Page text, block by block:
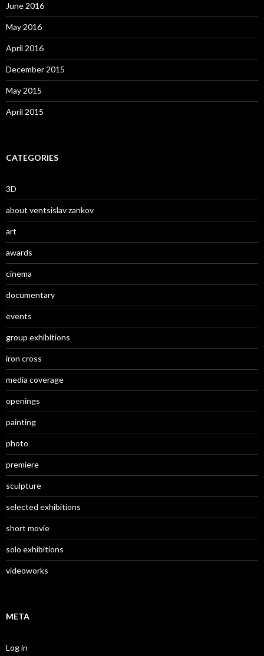
June 2016
May 2016
April 2016
December 2015
May 2015
April 2015
CATEGORIES
3D
about ventsislav zankov
art
awards
cinema
documentary
events
group exhibitions
iron cross
media coverage
openings
painting
photo
premiere
sculpture
selected exhibitions
short movie
solo exhibitions
videoworks
META
Log in